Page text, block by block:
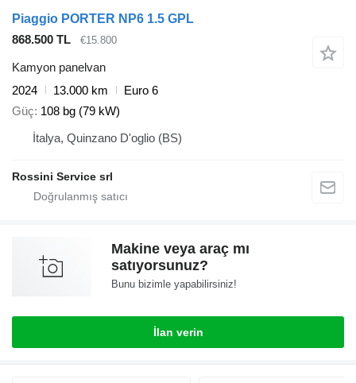
Piaggio PORTER NP6 1.5 GPL
868.500 TL
€15.800
Kamyon panelvan
2024
13.000 km
Euro 6
Güç 108 bg (79 kW)
İtalya, Quinzano D'oglio (BS)
Rossini Service srl
Makine veya araç mı
satıyorsunuz?
Bunu bizimle yapabilirsiniz!
İlan verin